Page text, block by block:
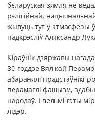
беларуская зямля не
рэлігійнай,
жывуць тут у атмасферы
падкрэсліў Аляксандр
Кіраўнік дзяржавы
80-годдзе Вялікай
абаранялі прадстаўнікі
перамаглі фашызм,
народаў. І вельмі гэты
лідэр.